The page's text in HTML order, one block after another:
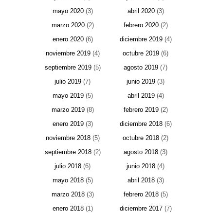
mayo 2020(3) abril 2020(3)
marzo 2020(2) febrero 2020(2)
enero 2020(6) diciembre 2019(4)
noviembre 2019(4) octubre 2019 (6)
septiembre 2019(5) agosto 2019 (7)
julio 2019 (7) junio 2019 (3)
mayo 2019(5) abril 2019(4)
marzo 2019(8) febrero 2019(2)
enero 2019(3) diciembre 2018(6)
noviembre 2018(5) octubre 2018 (2)
septiembre 2018(2) agosto 2018 (3)
julio 2018 (6) junio 2018 (4)
mayo 2018(5) abril 2018(3)
marzo 2018(3) febrero 2018(5)
enero 2018(1) diciembre 2017(7)